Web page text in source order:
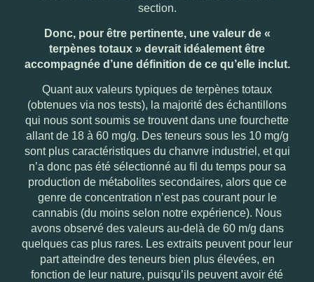
section.
Donc, pour être pertinente, une valeur de «
terpènes totaux » devrait idéalement être
accompagnée d’une définition de ce qu’elle inclut.
Quant aux valeurs typiques de terpènes totaux
(obtenues via nos tests), la majorité des échantillons
qui nous sont soumis se trouvent dans une fourchette
allant de 18 à 60 mg/g. Des teneurs sous les 10 mg/g
sont plus caractéristiques du chanvre industriel, et qui
n’a donc pas été sélectionné au fil du temps pour sa
production de métabolites secondaires, alors que ce
genre de concentration n’est pas courant pour le
cannabis (du moins selon notre expérience). Nous
avons observé des valeurs au-delà de 60 m/g dans
quelques cas plus rares. Les extraits peuvent pour leur
part atteindre des teneurs bien plus élevées, en
fonction de leur nature, puisqu’ils peuvent avoir été